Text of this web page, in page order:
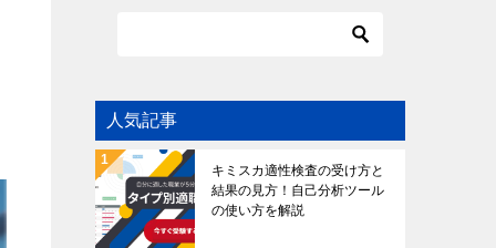
人気記事
キミスカ適性検査の受け方と
結果の見方！自己分析ツール
の使い方を解説